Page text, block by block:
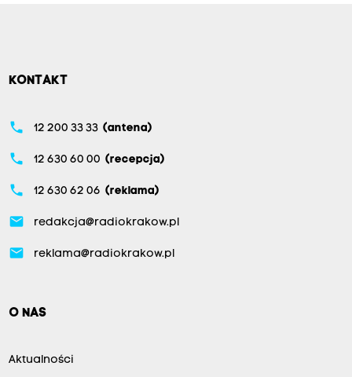
KONTAKT
phone 12 200 33 33 (antena)
phone 12 630 60 00 (recepcja)
phone 12 630 62 06 (reklama)
email redakcja@radiokrakow.pl
email reklama@radiokrakow.pl
O NAS
Aktualności